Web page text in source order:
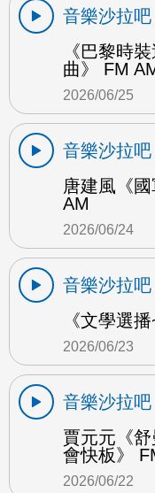
音樂沙拉吧
《巴黎時
曲》 FM
2026/06/25
音樂沙拉吧
唐建風《
AM
2026/06/24
音樂沙拉吧
《文學選
2026/06/23
音樂沙拉吧
賈元元《
會快板》
2026/06/22